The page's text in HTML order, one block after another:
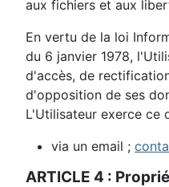
aux fichiers et aux
En vertu de la loi
du 6 janvier 1978,
d'accès, de
d'opposition de ses
L'Utilisateur exerce ce
via un email ;
ARTICLE 4 :